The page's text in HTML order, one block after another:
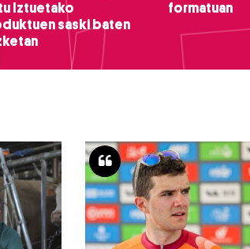
Iztuetako
saski baten
formatuan